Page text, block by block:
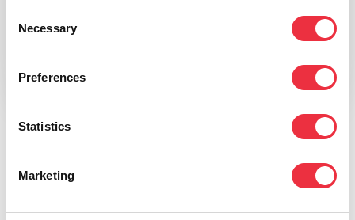
Selection
Necessary
Preferences
Statistics
Marketing
Eventillan tapahtumakalenteri toimii itsenäisenä
verkkosivuna tai se voidaan upottaa omalle